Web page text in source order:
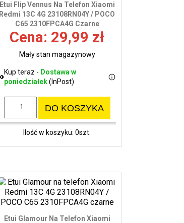
Etui Flip Vennus Na Telefon Xiaomi
Redmi 13C 4G 23108RN04Y / POCO
C65 2310FPCA4G Czarne
Cena: 29,99 zł
Mały stan magazynowy
Kup teraz - Dostawa w
poniedziałek(InPost)
DO KOSZYKA
Ilość w koszyku: 0szt.
Etui Glamour Na Telefon Xiaomi